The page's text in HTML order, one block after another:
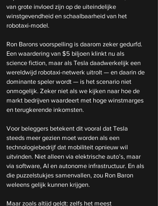
van grote invloed zijn op de uiteindelijke
winstgevendheid en schaalbaarheid van het
robotaxi-model.
Ron Barons voorspelling is daarom zeker gedurfd.
Een waardering van $5 biljoen klinkt nu als
science fiction, maar als Tesla daadwerkelijk een
wereldwijd robotaxi-netwerk uitrolt — en daarin de
dominante speler wordt — is het scenario niet
onmogelijk. Zeker niet als we kijken naar hoe de
markt bedrijven waardeert met hoge winstmarges
en terugkerende inkomsten.
Voor beleggers betekent dit vooral dat Tesla
steeds meer gezien moet worden als een
technologiebedrijf dat mobiliteit opnieuw wil
uitvinden. Niet alleen via elektrische auto’s, maar
via software, AI en autonome infrastructuur. En als
die puzzelstukjes samenvallen, zou Ron Baron
weleens gelijk kunnen krijgen.
Maar zoals altijd geldt: zelfs het meest